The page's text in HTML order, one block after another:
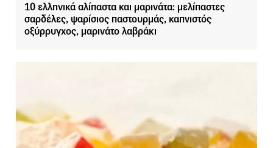
10 ελληνικά αλίπαστα και μαρινάτα: μελίπαστες
σαρδέλες, ψαρίσιος παστουρμάς, καπνιστός
οξύρρυγχος, μαρινάτο λαβράκι